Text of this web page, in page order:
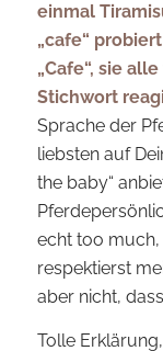
einmal
„cafe“
„Cafe“, sie
Stichwort
Sprache der
liebsten auf
the baby“
echt too
respektierst
aber nicht,
Tolle